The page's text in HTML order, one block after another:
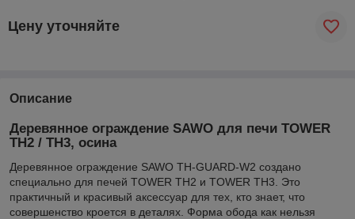
Цену уточняйте
Описание
Деревянное ограждение SAWO для печи TOWER
TH2 / TH3, осина
Деревянное ограждение SAWO TH-GUARD-W2 создано
специально для печей TOWER TH2 и TOWER TH3. Это
практичный и красивый аксессуар для тех, кто знает, что
совершенство кроется в деталях. Форма обода как нельзя